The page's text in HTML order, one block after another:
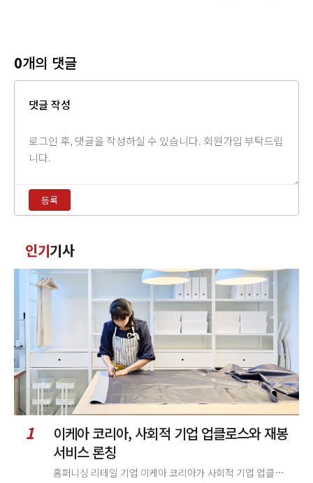
0개의 댓글
댓글 작성
력
등록
글
인기기사
1
이케아 코리아, 사회적 기업 업클로스와 재봉
서비스 론칭
홈퍼니싱 리테일 기업 이케아 코리아가 사회적 기업 업클로스(Upcloth)와 협력해 재봉 서비스를 선보인다. 이번 협업은 이케